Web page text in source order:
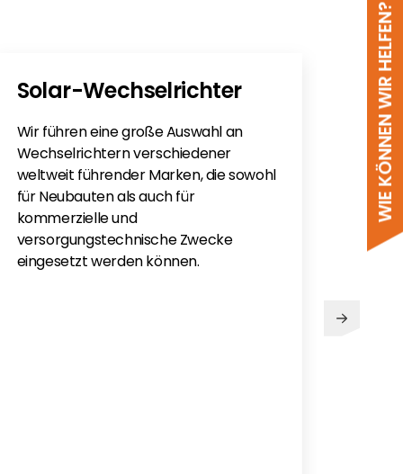
WIE KÖNNEN WIR HELFEN?
Solar-Wechselrichter
Wir führen eine große Auswahl an
Wechselrichtern verschiedener
weltweit führender Marken, die sowohl
für Neubauten als auch für
kommerzielle und
versorgungstechnische Zwecke
eingesetzt werden können.
Sie
für